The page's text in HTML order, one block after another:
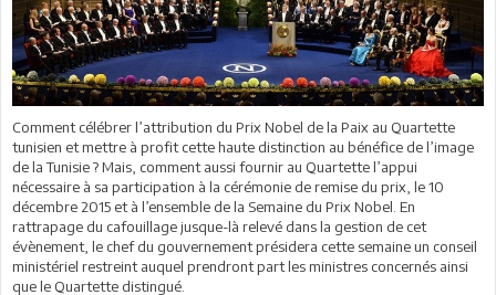
Comment célébrer l’attribution du Prix Nobel de la Paix au Quartette
tunisien et mettre à profit cette haute distinction au bénéfice de l’image
de la Tunisie ? Mais, comment aussi fournir au Quartette l’appui
nécessaire à sa participation à la cérémonie de remise du prix, le 10
décembre 2015 et à l’ensemble de la Semaine du Prix Nobel. En
rattrapage du cafouillage jusque-là relevé dans la gestion de cet
évènement, le chef du gouvernement présidera cette semaine un conseil
ministériel restreint auquel prendront part les ministres concernés ainsi
que le Quartette distingué.